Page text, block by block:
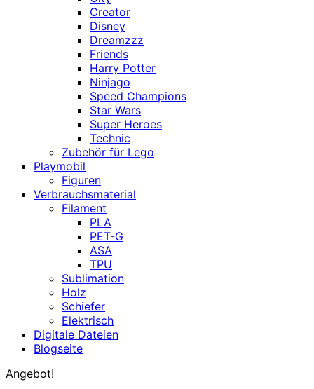
Creator
Disney
Dreamzzz
Friends
Harry Potter
Ninjago
Speed Champions
Star Wars
Super Heroes
Technic
Zubehör für Lego
Playmobil
Figuren
Verbrauchsmaterial
Filament
PLA
PET-G
ASA
TPU
Sublimation
Holz
Schiefer
Elektrisch
Digitale Dateien
Blogseite
Angebot!